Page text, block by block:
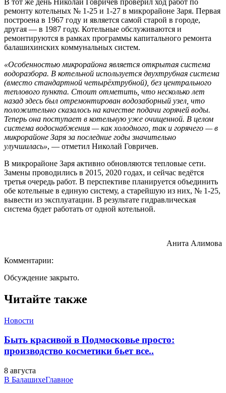
ремонту котельных № 1-25 и 1-27 в микрорайоне Заря. Первая
построена в 1967 году и является самой старой в городе,
другая — в 1987 году. Котельные обслуживаются и
ремонтируются в рамках программы капитального ремонта
балашихинских коммунальных систем.
«Особенностью микрорайона является открытая система
водоразбора. В котельной используется двухтрубная система
(вместо стандартной четырёхтрубной), без центрального
теплового пункта. Стоит отметить, что несколько лет
назад здесь был отремонтирован водозаборный узел, что
положительно сказалось на качестве подачи горячей воды.
Теперь она поступает в котельную уже очищенной. В целом
система водоснабжения — как холодного, так и горячего — в
микрорайоне Заря за последние годы значительно
улучшилась», — отметил Николай Говричев.
В микрорайоне Заря активно обновляются тепловые сети.
Замены проводились в 2015, 2020 годах, и сейчас ведётся
третья очередь работ. В перспективе планируется объединить
обе котельные в единую систему, а старейшую из них, № 1-25,
вывести из эксплуатации. В результате гидравлическая
система будет работать от одной котельной.
Анита Алимова
Комментарии:
Обсуждение закрыто.
Читайте также
Новости
Быть красивой в Подмосковье просто:
производство косметики бьет все..
8 августа
В БалашихеГлавное